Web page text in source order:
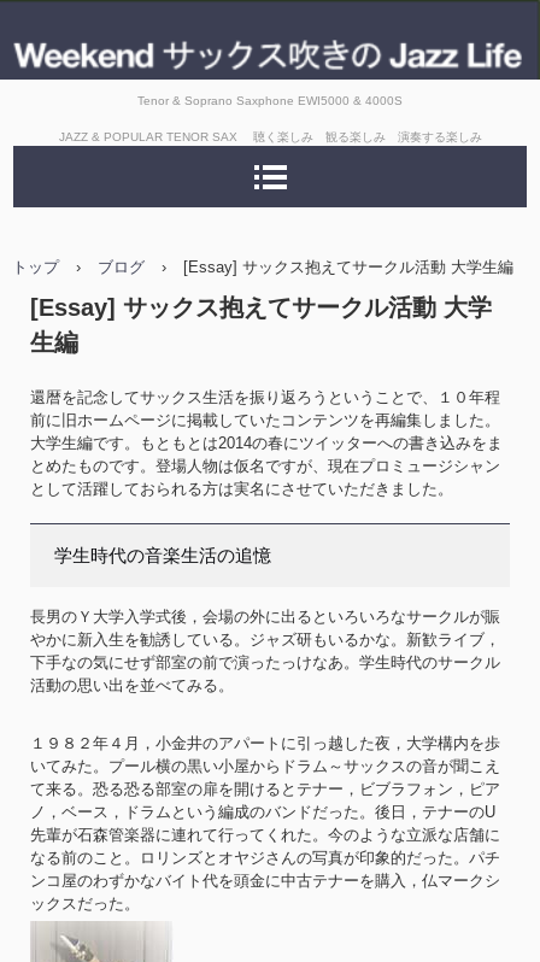
Tenor & Soprano Saxphone EWI5000 & 4000S
JAZZ & POPULAR TENOR SAX 聴く楽しみ 観る楽しみ 演奏する楽しみ
トップ › ブログ › [Essay] サックス抱えてサークル活動 大学生編
[Essay] サックス抱えてサークル活動 大学
生編
還暦を記念してサックス生活を振り返ろうということで、１０年程
前に旧ホームページに掲載していたコンテンツを再編集しました。
大学生編です。もともとは2014の春にツイッターへの書き込みをま
とめたものです。登場人物は仮名ですが、現在プロミュージシャン
として活躍しておられる方は実名にさせていただきました。
学生時代の音楽生活の追憶
長男のＹ大学入学式後，会場の外に出るといろいろなサークルが賑
やかに新入生を勧誘している。ジャズ研もいるかな。新歓ライブ，
下手なの気にせず部室の前で演ったっけなあ。学生時代のサークル
活動の思い出を並べてみる。
１９８２年４月，小金井のアパートに引っ越した夜，大学構内を歩
いてみた。プール横の黒い小屋からドラム～サックスの音が聞こえ
て来る。恐る恐る部室の扉を開けるとテナー，ビブラフォン，ピア
ノ，ベース，ドラムという編成のバンドだった。後日，テナーのU
先輩が石森管楽器に連れて行ってくれた。今のような立派な店舗に
なる前のこと。ロリンズとオヤジさんの写真が印象的だった。パチ
ンコ屋のわずかなバイト代を頭金に中古テナーを購入，仏マークシ
ックスだった。